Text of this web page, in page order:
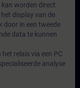
worden direct
display van de
door in een tweede
data te kunnen
relais via een PC
analyse